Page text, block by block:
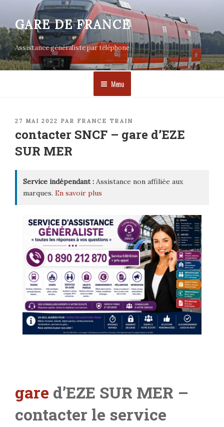
contenu
principal
GARE DE FRANCE
Assistance généraliste par téléphone
Menu
PUBLIÉ
27 MAI 2022 PAR FRANCE TRAIN
contacter SNCF – gare d’EZE
SUR MER
Service indépendant : Assistance non affiliée aux
marques. En savoir plus
gare d’EZE SUR MER –
contacter le service